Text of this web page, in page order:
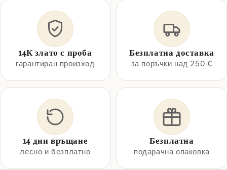
14К злато с проба
гарантиран произход
Безплатна доставка
за поръчки над 250 €
14 дни връщане
лесно и безплатно
Безплатна
подарачна опаковка